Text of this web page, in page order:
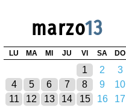
marzo13
LU MA MI JU VI SA DO
1 2
3
4
5 6 7 8 9
10
11
12 13 14 15 16
17